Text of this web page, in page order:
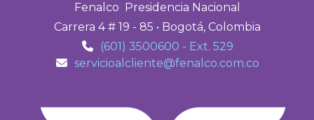
Fenalco Presidencia Nacional
Carrera 4 # 19 - 85 • Bogotá, Colombia
(601) 3500600 - Ext. 529
servicioalcliente@fenalco.com.co